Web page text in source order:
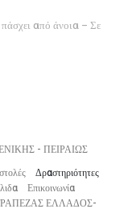
από άνοια – Σε
- ΠΕΙΡΑΙΩΣ
Δραστηριότητες
Επικοινωνία
ΕΛΛΑΔΟΣ-